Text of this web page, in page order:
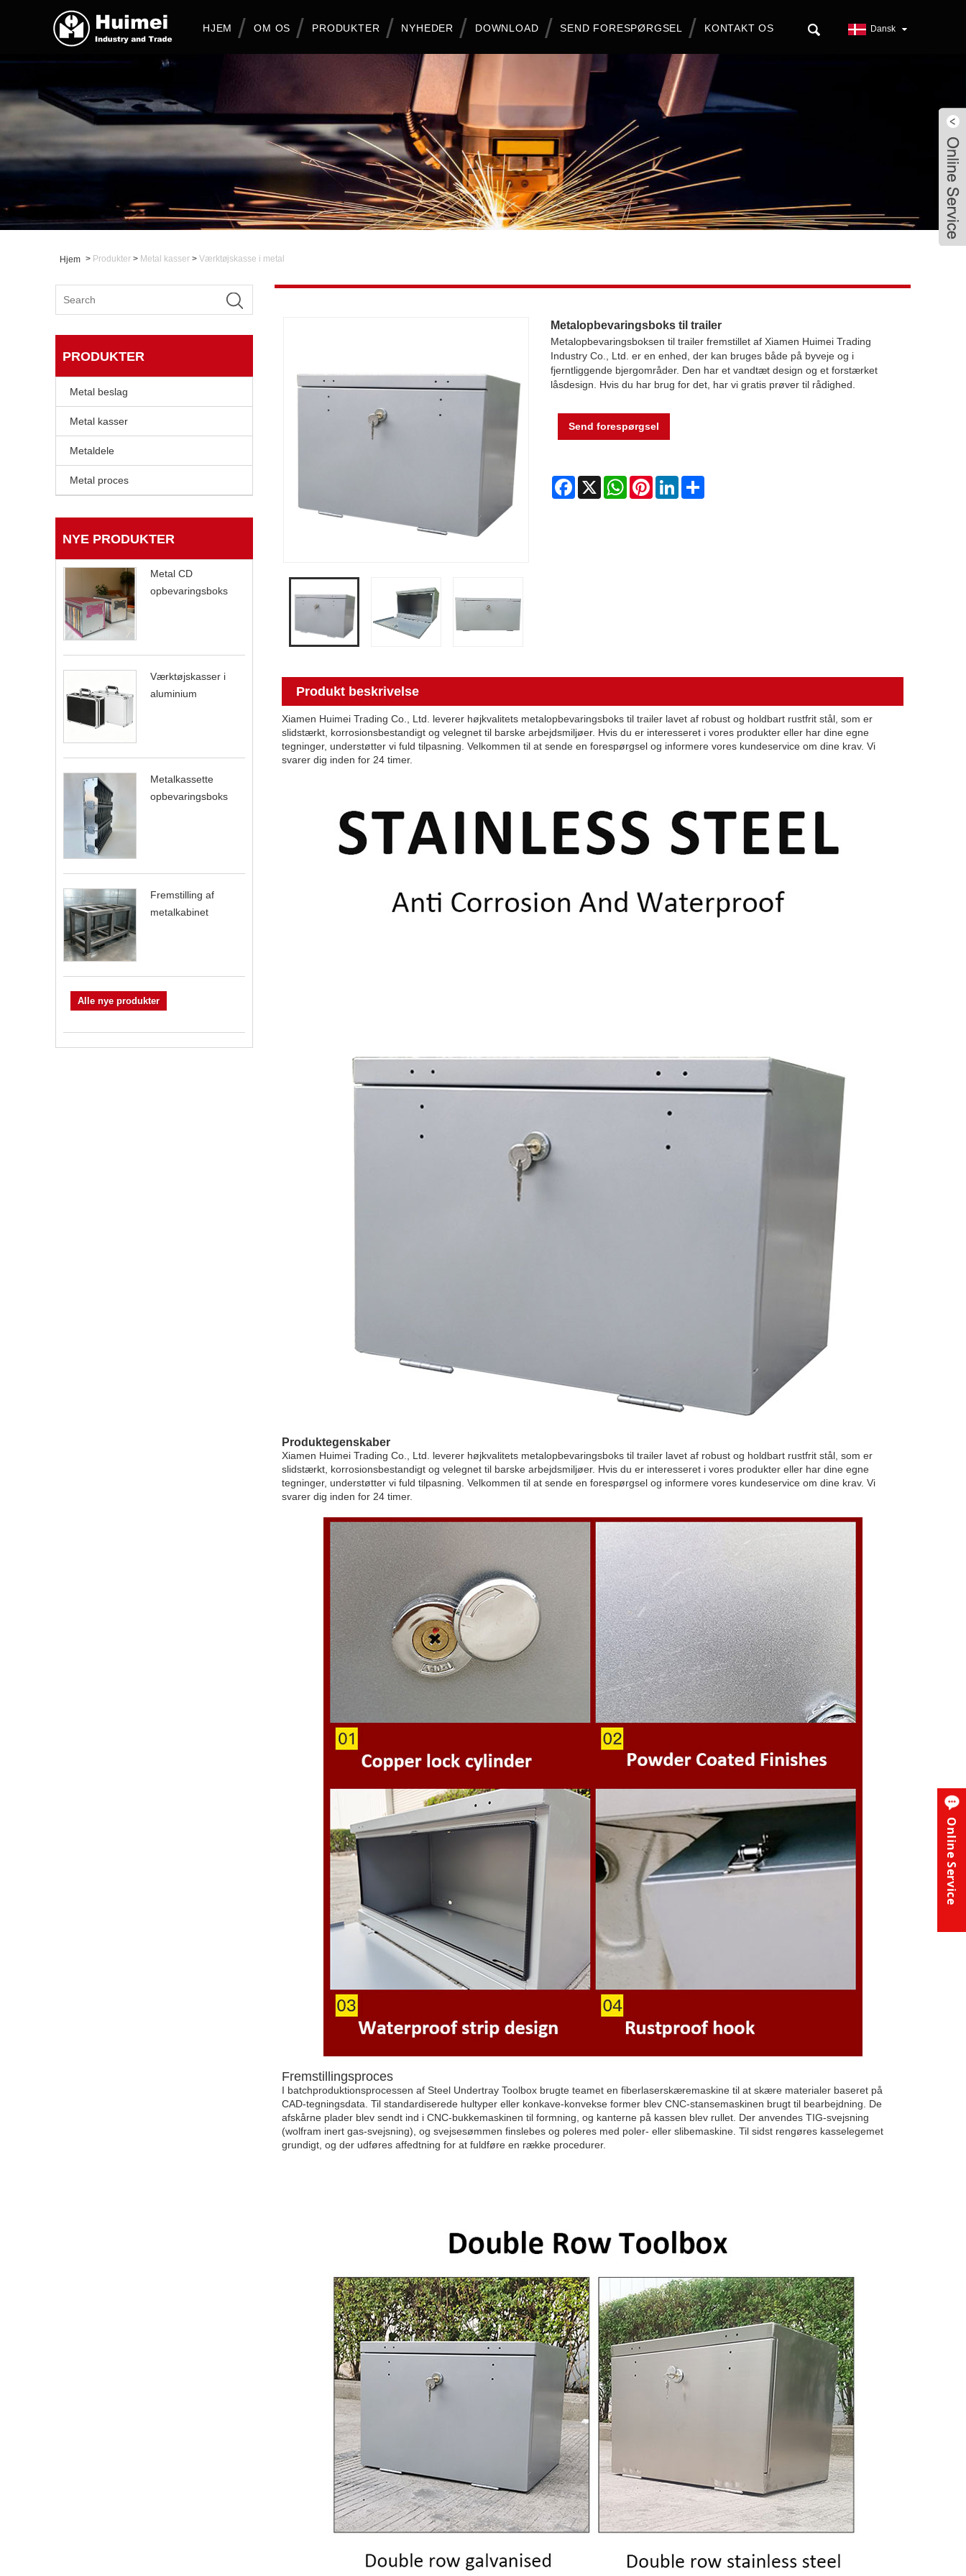
HJEM OM OS PRODUKTER NYHEDER DOWNLOAD SEND FORESPØRGSEL KONTAKT OS Dansk
Hjem > Produkter > Metal kasser > Værktøjskasse i metal
PRODUKTER
Metal beslag
Metal kasser
Metaldele
Metal proces
NYE PRODUKTER
Metal CD
opbevaringsboks
Værktøjskasser i
aluminium
Metalkassette
opbevaringsboks
Fremstilling af
metalkabinet
Alle nye produkter
Metalopbevaringsboks til trailer
Metalopbevaringsboksen til trailer fremstillet af Xiamen Huimei Trading
Industry Co., Ltd. er en enhed, der kan bruges både på byveje og i
fjerntliggende bjergområder. Den har et vandtæt design og et forstærket
låsdesign. Hvis du har brug for det, har vi gratis prøver til rådighed.
Send forespørgsel
Facebook
X WhatsAppPinterestLinkedInShare
Produkt beskrivelse
Xiamen Huimei Trading Co., Ltd. leverer højkvalitets metalopbevaringsboks til trailer lavet af robust og holdbart rustfrit stål, som er
slidstærkt, korrosionsbestandigt og velegnet til barske arbejdsmiljøer. Hvis du er interesseret i vores produkter eller har dine egne
tegninger, understøtter vi fuld tilpasning. Velkommen til at sende en forespørgsel og informere vores kundeservice om dine krav. Vi
svarer dig inden for 24 timer.
Produktegenskaber
Xiamen Huimei Trading Co., Ltd. leverer højkvalitets metalopbevaringsboks til trailer lavet af robust og holdbart rustfrit stål, som er
slidstærkt, korrosionsbestandigt og velegnet til barske arbejdsmiljøer. Hvis du er interesseret i vores produkter eller har dine egne
tegninger, understøtter vi fuld tilpasning. Velkommen til at sende en forespørgsel og informere vores kundeservice om dine krav. Vi
svarer dig inden for 24 timer.
Fremstillingsproces
I batchproduktionsprocessen af ​​Steel Undertray Toolbox brugte teamet en fiberlaserskæremaskine til at skære materialer baseret på
CAD-tegningsdata. Til standardiserede hultyper eller konkave-konvekse former blev CNC-stansemaskinen brugt til bearbejdning. De
afskårne plader blev sendt ind i CNC-bukkemaskinen til formning, og kanterne på kassen blev rullet. Der anvendes TIG-svejsning
(wolfram inert gas-svejsning), og svejsesømmen finslebes og poleres med poler- eller slibemaskine. Til sidst rengøres kasselegemet
grundigt, og der udføres affedtning for at fuldføre en række procedurer.
Online Service